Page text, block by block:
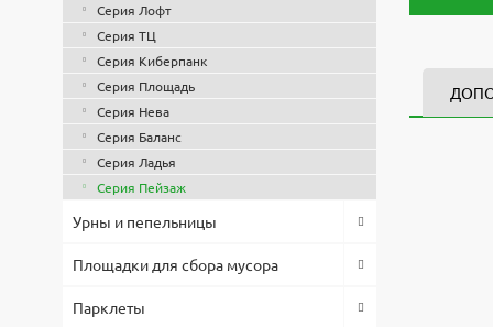
Серия Лофт
Серия ТЦ
Серия Киберпанк
Серия Площадь
Серия Нева
Серия Баланс
Серия Ладья
Серия Пейзаж
Урны и пепельницы
Площадки для сбора мусора
Парклеты